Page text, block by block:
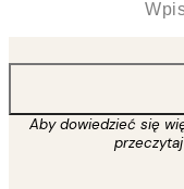
Aby dowiedzieć się